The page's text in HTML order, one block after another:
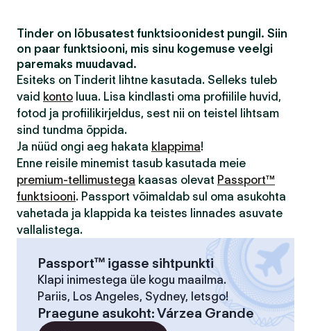
Tinder on lõbusatest funktsioonidest pungil. Siin
on paar funktsiooni, mis sinu kogemuse veelgi
paremaks muudavad.
Esiteks on Tinderit lihtne kasutada. Selleks tuleb
vaid konto luua. Lisa kindlasti oma profiilile huvid,
fotod ja profiilikirjeldus, sest nii on teistel lihtsam
sind tundma õppida.
Ja nüüd ongi aeg hakata klappima!
Enne reisile minemist tasub kasutada meie
premium-tellimustega kaasas olevat Passport™
funktsiooni. Passport võimaldab sul oma asukohta
vahetada ja klappida ka teistes linnades asuvate
vallalistega.
Passport™ igasse sihtpunkti
Klapi inimestega üle kogu maailma.
Pariis, Los Angeles, Sydney, letsgo!
Praegune asukoht:Várzea Grande